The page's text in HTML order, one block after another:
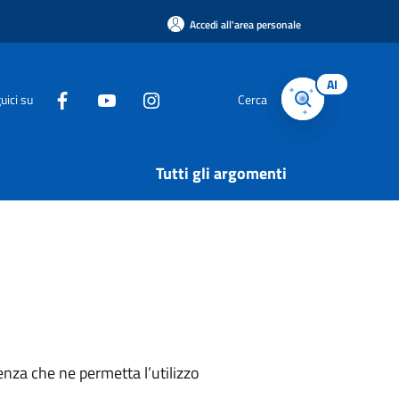
Accedi all'area personale
su Cerca
AI
Tutti gli argomenti
che ne permetta l’utilizzo